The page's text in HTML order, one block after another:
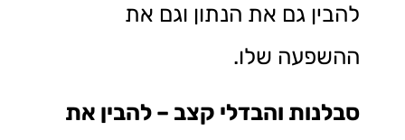
להבין גם את הנתון וגם את
ההשפעה שלו.
סבלנות והבדלי קצב – להבין את